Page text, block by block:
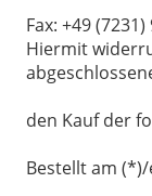
Fax: +49
Hiermit
den Kauf der
Bestellt am